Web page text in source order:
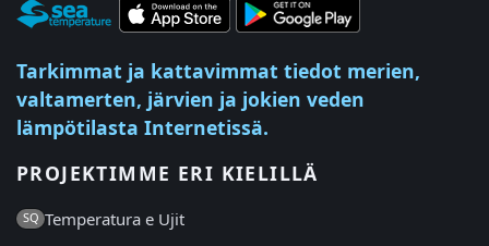
Tarkimmat ja kattavimmat tiedot merien,
valtamerten, järvien ja jokien veden
lämpötilasta Internetissä.
PROJEKTIMME ERI KIELILLÄ
SQ Temperatura e Ujit